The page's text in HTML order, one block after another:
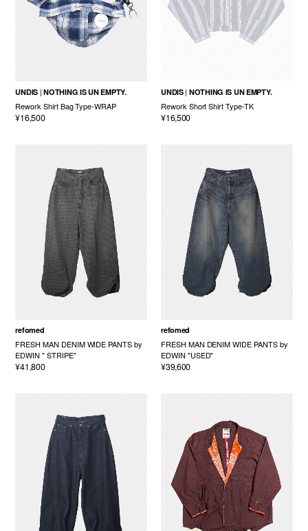
UNDIS NOTHING IS UN EMPTY.
Rework Shirt Bag Type-WRAP
¥16,500
UNDIS NOTHING IS UN EMPTY.
Rework Short Shirt Type-TK
¥16,500
refomed
FRESH MAN DENIM WIDE PANTS by
EDWIN " STRIPE"
¥41,800
refomed
FRESH MAN DENIM WIDE PANTS by
EDWIN "USED"
¥39,600